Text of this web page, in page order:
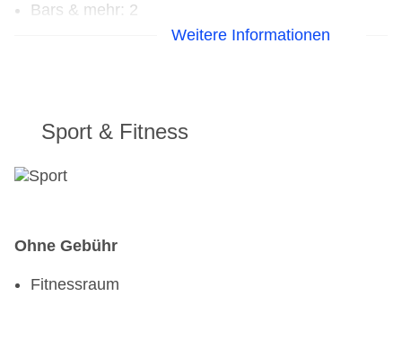
Bars & mehr: 2
Loungebar „Bar Salon“: gegen Gebühr
Weitere Informationen
Sport & Fitness
Ohne Gebühr
Fitnessraum